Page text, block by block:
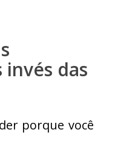
das
porque você